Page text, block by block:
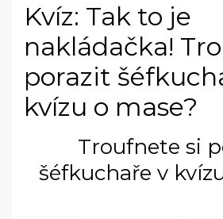
Kvíz: Tak to je
nakládačka!
porazit
kvízu o mase?
Troufnete si
šéfkuchaře v